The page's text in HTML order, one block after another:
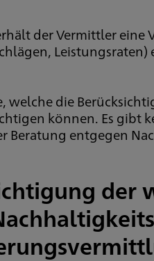
der Vermittler eine
die
können. Es gibt
Beratung entgegen
der